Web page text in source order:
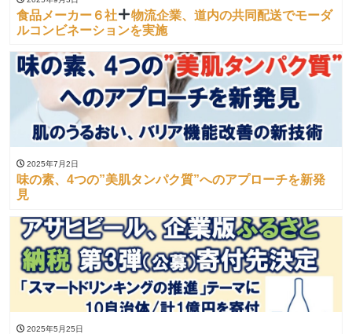
食品メーカー６社
物流企業、道内の共同配送でモーダ
ルコンビネーションを実施
2025年7月2日
味の素、4つの”美肌タンパク質”へのアプローチを新発
見
2025年5月25日